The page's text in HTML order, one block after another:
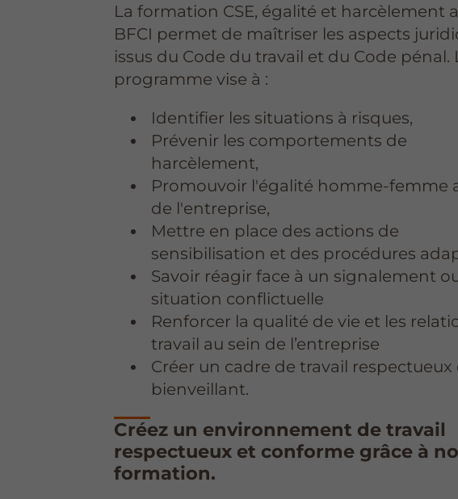
La formation CSE, égalité et harcèlement
BFCI permet de maîtriser les aspects
issus du Code du travail et du Code pénal.
programme vise à :
Identifier les situations à risques,
Prévenir les comportements de
harcèlement,
Promouvoir l'égalité homme-femme
de l'entreprise,
Mettre en place des actions de
sensibilisation et des procédures
Savoir réagir face à un signalement
situation conflictuelle
Renforcer la qualité de vie et les
travail au sein de l’entreprise
Créer un cadre de travail respectueux
bienveillant.
Créez un environnement de travail
respectueux et conforme grâce à
formation.